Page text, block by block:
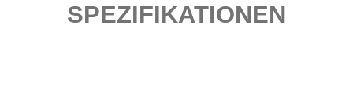
SPEZIFIKATIONEN